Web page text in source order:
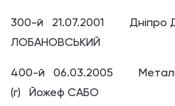
300-й 21.07.2001 Дніпро
ЛОБАНОВСЬКИЙ
400-й 06.03.2005
(г) Йожеф САБО